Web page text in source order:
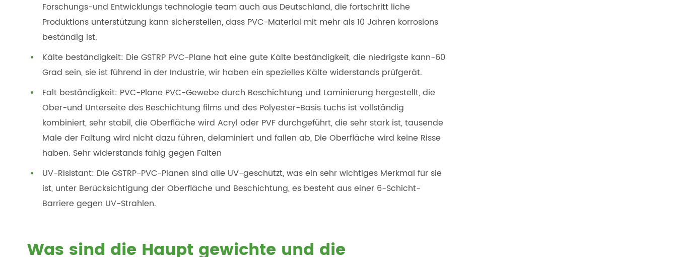
Forschungs-und Entwicklungs technologie team auch aus Deutschland, die fortschritt liche
Produktions unterstützung kann sicherstellen, dass PVC-Material mit mehr als 10 Jahren korrosions
beständig ist.
Kälte beständigkeit: Die GSTRP PVC-Plane hat eine gute Kälte beständigkeit, die niedrigste kann-60
Grad sein, sie ist führend in der Industrie, wir haben ein spezielles Kälte widerstands prüfgerät.
Falt beständigkeit: PVC-Plane PVC-Gewebe durch Beschichtung und Laminierung hergestellt, die
Ober-und Unterseite des Beschichtung films und des Polyester-Basis tuchs ist vollständig
kombiniert, sehr stabil, die Oberfläche wird Acryl oder PVF durchgeführt, die sehr stark ist, tausende
Male der Faltung wird nicht dazu führen, delaminiert und fallen ab, Die Oberfläche wird keine Risse
haben. Sehr widerstands fähig gegen Falten
UV-Risistant: Die GSTRP-PVC-Planen sind alle UV-geschützt, was ein sehr wichtiges Merkmal für sie
ist, unter Berücksichtigung der Oberfläche und Beschichtung, es besteht aus einer 6-Schicht-
Barriere gegen UV-Strahlen.
Was sind die Haupt gewichte und die